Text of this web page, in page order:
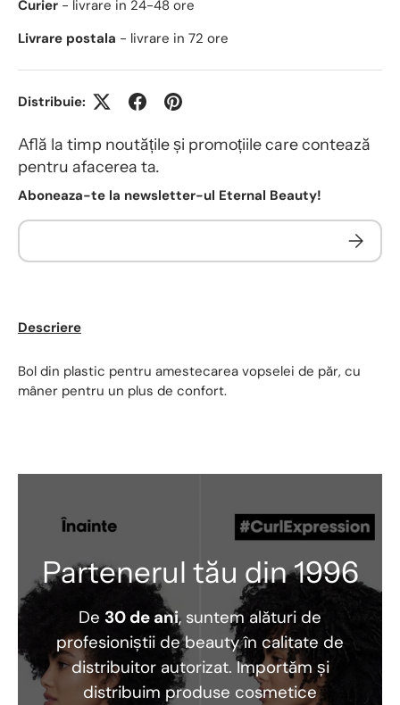
Curier - livrare in 24-48 ore
Livrare postala - livrare in 72 ore
Distribuie:
Află la timp noutățile și promoțiile care contează
pentru afacerea ta.
Aboneaza-te la newsletter-ul Eternal Beauty!
Descriere
Bol din plastic pentru amestecarea vopselei de păr, cu
mâner pentru un plus de confort.
Partenerul tău din 1996
De 30 de ani, suntem alături de
profesioniștii de beauty în calitate de
distribuitor autorizat. Importăm și
distribuim produse cosmetice